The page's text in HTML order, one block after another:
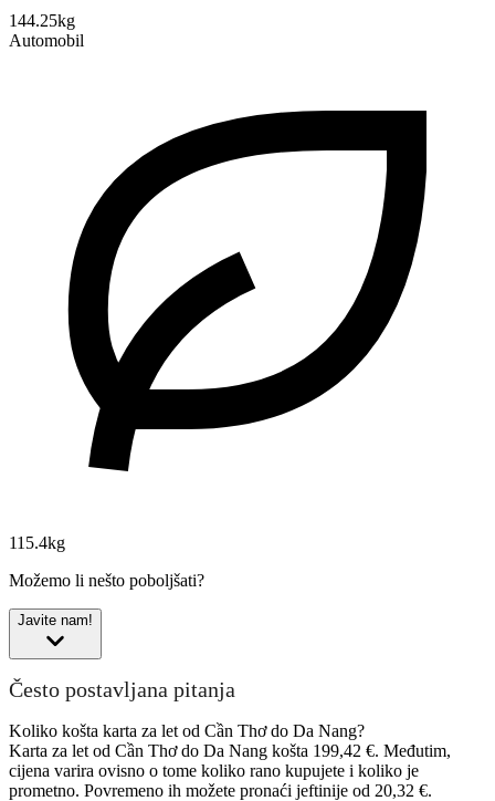
144.25kg
Automobil
115.4kg
Možemo li nešto poboljšati?
Javite nam!
Često postavljana pitanja
Koliko košta karta za let od Cần Thơ do Da Nang?
Karta za let od Cần Thơ do Da Nang košta 199,42 €. Međutim,
cijena varira ovisno o tome koliko rano kupujete i koliko je
prometno. Povremeno ih možete pronaći jeftinije od 20,32 €.